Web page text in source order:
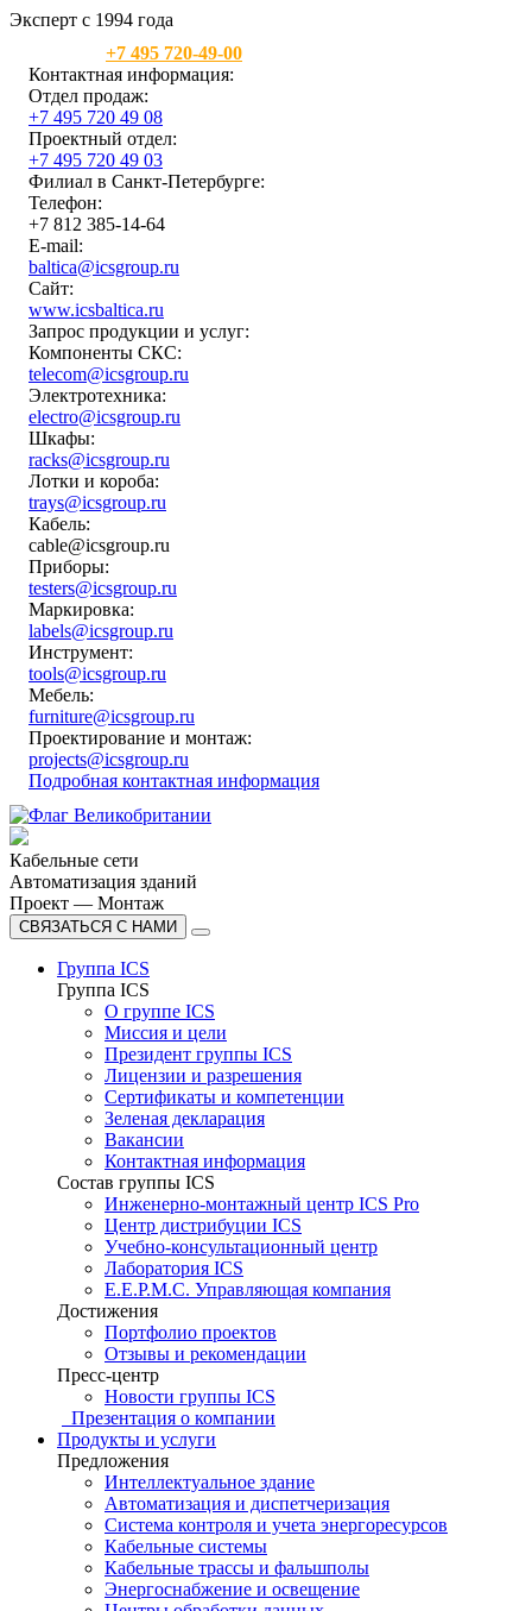
Эксперт с 1994 года
+7 495 720-49-00
Контактная информация:
Отдел продаж:
+7 495 720 49 08
Проектный отдел:
+7 495 720 49 03
Филиал в Санкт-Петербурге:
Телефон:
+7 812 385-14-64
E-mail:
baltica@icsgroup.ru
Сайт:
www.icsbaltica.ru
Запрос продукции и услуг:
Компоненты СКС:
telecom@icsgroup.ru
Электротехника:
electro@icsgroup.ru
Шкафы:
racks@icsgroup.ru
Лотки и короба:
trays@icsgroup.ru
Кабель:
cable@icsgroup.ru
Приборы:
testers@icsgroup.ru
Маркировка:
labels@icsgroup.ru
Инструмент:
tools@icsgroup.ru
Мебель:
furniture@icsgroup.ru
Проектирование и монтаж:
projects@icsgroup.ru
Подробная контактная информация
Кабельные сети
Автоматизация зданий
Проект — Монтаж
СВЯЗАТЬСЯ С НАМИ
Группа ICS
Группа ICS
О группе ICS
Миссия и цели
Президент группы ICS
Лицензии и разрешения
Сертификаты и компетенции
Зеленая декларация
Вакансии
Контактная информация
Состав группы ICS
Инженерно-монтажный центр ICS Pro
Центр дистрибуции ICS
Учебно-консультационный центр
Лаборатория ICS
E.E.P.M.C. Управляющая компания
Достижения
Портфолио проектов
Отзывы и рекомендации
Пресс-центр
Новости группы ICS
Презентация о компании
Продукты и услуги
Предложения
Интеллектуальное здание
Автоматизация и диспетчеризация
Система контроля и учета энергоресурсов
Кабельные системы
Кабельные трассы и фальшполы
Энергоснабжение и освещение